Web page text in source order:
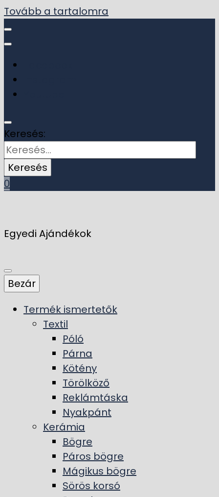
Tovább a tartalomra
Keresés:
0
Egyedi Ajándékok
Bezár
Termék ismertetők
Textil
Póló
Párna
Kötény
Törölköző
Reklámtáska
Nyakpánt
Kerámia
Bögre
Páros bögre
Mágikus bögre
Sörös korsó